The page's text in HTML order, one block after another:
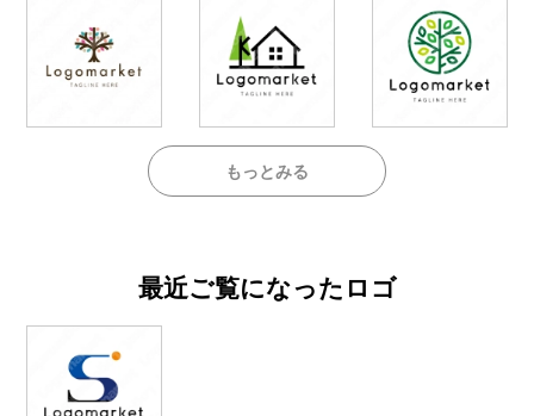
もっとみる
最近ご覧になったロゴ